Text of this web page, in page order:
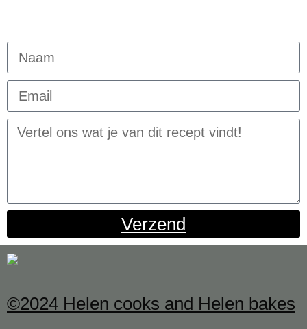
Verzend
©2024 Helen cooks and Helen bakes